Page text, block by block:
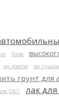
база
ик лампа ик сушка
грунт для
ОКС лак